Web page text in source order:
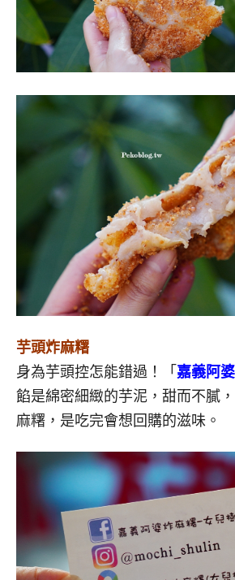
芋頭炸麻糬
身為芋頭控怎能錯過！
「 嘉義阿
餡是綿密細緻的芋泥，甜而不膩
麻糬，是吃完會想回購的滋味。